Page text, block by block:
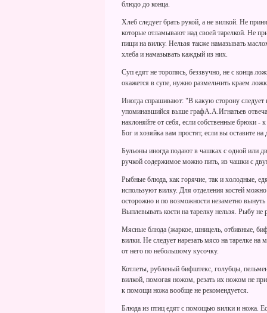
блюдо до конца.
Хлеб следует брать рукой, а не вилкой. Не
которые отламывают над своей тарелкой. Не
пищи на вилку. Нельзя также намазывать
хлеба и намазывать каждый из них.
Суп едят не торопясь, беззвучно, не с конца
окажется в супе, нужно размельчить краем
Иногда спрашивают: "В какую сторону следует
упоминавшийся выше графА.А.Игнатьев
наклоняйте от себя, если собственные брюки -
Бог и хозяйка вам простят, если вы оставите
Бульоны иногда подают в чашках с одной или
ручкой содержимое можно пить, из чашки с
Рыбные блюда, как горячие, так и холодные,
используют вилку. Для отделения костей
осторожно и по возможности незаметно
Выплевывать кости на тарелку нельзя. Рыбу
Мясные блюда (жаркое, шницель, отбивные,
вилки. Не следует нарезать мясо на тарелке на
от него по небольшому кусочку.
Котлеты, рубленый бифштекс, голубцы,
вилкой, помогая ножом, резать их ножом не
к помощи ножа вообще не рекомендуется.
Блюда из птиц едят с помощью вилки и ножа.